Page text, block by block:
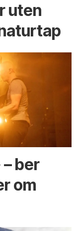
uten
– ber
om